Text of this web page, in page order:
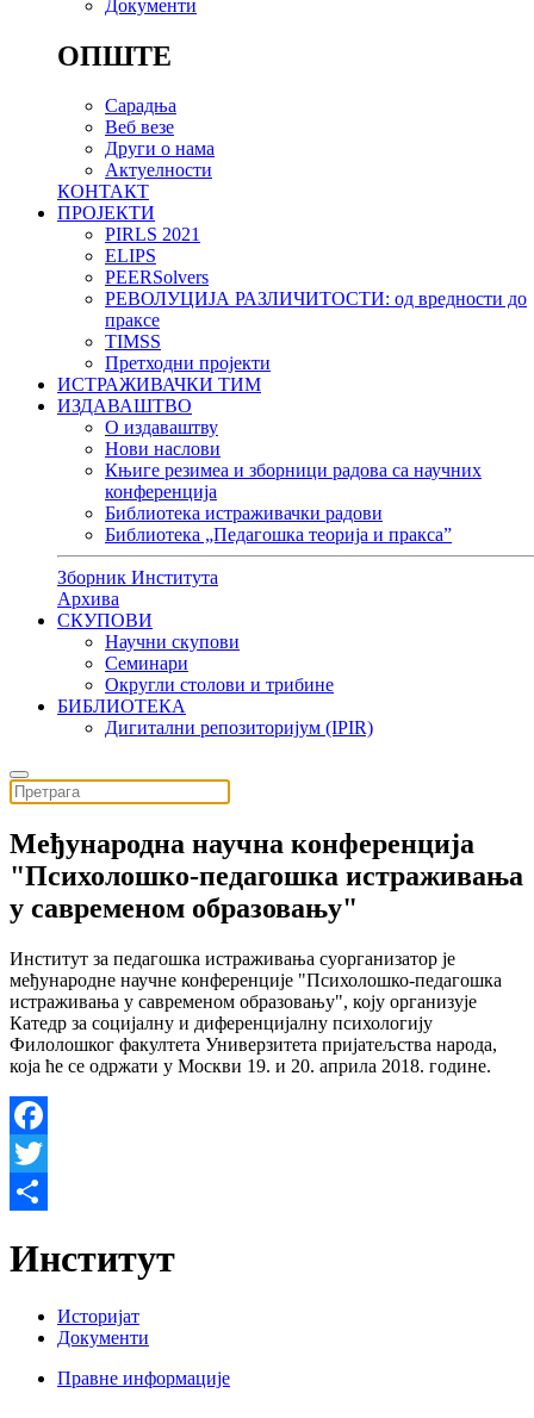
Документи
ОПШТЕ
Сарадња
Веб везе
Други о нама
Актуелности
КОНТАКТ
ПРОЈЕКТИ
PIRLS 2021
ELIPS
PEERSolvers
РЕВОЛУЦИЈА РАЗЛИЧИТОСТИ: oд вредности до
праксе
TIMSS
Претходни пројекти
ИСТРАЖИВАЧКИ ТИМ
ИЗДАВАШТВО
О издаваштву
Нови наслови
Књиге резимеа и зборници радова са научних
конференција
Библиотека истраживачки радови
Библиотека „Педагошка теорија и пракса”
Зборник Института
Архива
СКУПОВИ
Научни скупови
Семинари
Округли столови и трибине
БИБЛИОТЕКА
Дигитални репозиторијум (IPIR)
Mеђународнa научнa конференцијa
"Психолошко-педагошка истраживања
у савременом образовању"
Институт за педагошка истраживања суорганизатор је
међународне научне конференције "Психолошко-педагошка
истраживања у савременом образовању", коју организује
Катедр за социјалну и диференцијалну психологију
Филолошког факултета Универзитета пријатељства народа,
која ће се одржати у Москви 19. и 20. априла 2018. године.
Facebook
Twitter
Институт
Историјат
Документи
Правне информације